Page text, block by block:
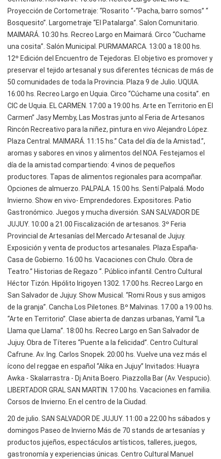
Proyección de Cortometraje: “Rosarito “-“Pacha, barro somos” “
Bosquesito”. Largometraje “El Patalarga”. Salon Comunitario.
MAIMARÁ. 10:30 hs. Recreo Largo en Maimará. Circo “Cuchame
una cosita”. Salón Municipal. PURMAMARCA. 13:00 a 18:00 hs.
12º Edición del Encuentro de Tejedoras. El objetivo es promover y
preservar el tejido artesanal y sus diferentes técnicas de más de
50 comunidades de toda la Provincia. Plaza 9 de Julio. UQUIA.
16:00 hs. Recreo Largo en Uquia. Circo “Cúchame una cosita”. en
CIC de Uquia. EL CARMEN. 17:00 a 19:00 hs. Arte en Territorio en El
Carmen” Jasy Memby, Las Mostras junto al Feria de Artesanos
Rincón Recreativo para la niñez, pintura en vivo Alejandro López.
Plaza Central. MAIMARÁ. 11:15 hs.” Cata del día de la Amistad.”,
aromas y sabores en vinos y alimentos del NOA. Festejamos el
día de la amistad compartiendo: 4 vinos de pequeños
productores. Tapas de alimentos regionales para acompañar.
Opciones de almuerzo. PALPALA. 15:00 hs. Sentí Palpalá. Modo
Invierno. Show en vivo- Emprendedores. Expositores. Patio
Gastronómico. Juegos y mucha diversión. SAN SALVADOR DE
JUJUY. 10:00 a 21.00 Fiscalización de artesanos. 3º Feria
Provincial de Artesanías del Mercado Artesanal de Jujuy.
Exposición y venta de productos artesanales. Plaza España-
Casa de Gobierno. 16:00 hs. Vacaciones con Chulo. Obra de
Teatro.” Historias de Regazo “. Público infantil. Centro Cultural
Héctor Tizón. Hipólito Irigoyen 1302. 17:00 hs. Recreo Largo en
San Salvador de Jujuy. Show Musical. “Romi Rous y sus amigos
de la granja”. Cancha Los Piletones. Bº Malvinas. 17.00 a 19.00 hs.
“Arte en Territorio”. Clase abierta de danzas urbanas, Yamil “La
Llama que Llama”. 18:00 hs. Recreo Largo en San Salvador de
Jujuy. Obra de Títeres “Puente a la felicidad”. Centro Cultural
Cafrune. Av. Ing. Carlos Snopek. 20:00 hs. Vuelve una vez más el
ícono del reggae en español “Alika en Jujuy” Invitados: Huayra
Awka - Skalarrastra - Dj Anita Boero. Piazzolla Bar (Av. Vespucio).
LIBERTADOR GRAL SAN MARTIN. 17:00 hs. Vacaciones en familia.
Corsos de Invierno. En el centro de la Ciudad.
20 de julio. SAN SALVADOR DE JUJUY. 11:00 a 22:00 hs sábados y
domingos Paseo de Invierno Más de 70 stands de artesanías y
productos jujeños, espectáculos artísticos, talleres, juegos,
gastronomía y experiencias únicas. Centro Cultural Manuel